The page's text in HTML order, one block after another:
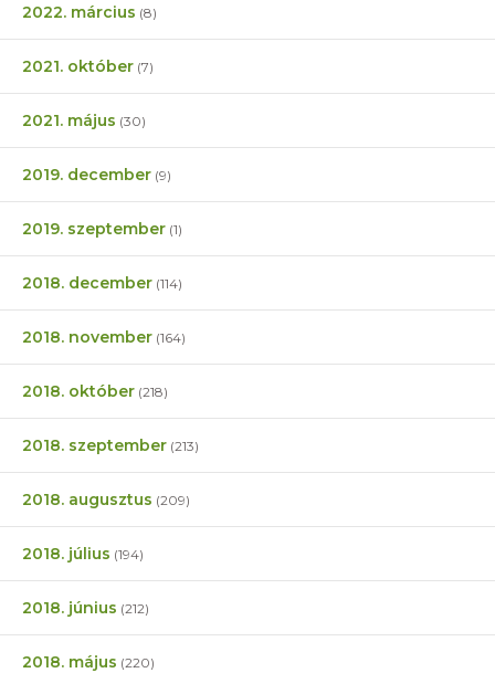
2022. március (8)
2021. október (7)
2021. május (30)
2019. december (9)
2019. szeptember (1)
2018. december (114)
2018. november (164)
2018. október (218)
2018. szeptember (213)
2018. augusztus (209)
2018. július (194)
2018. június (212)
2018. május (220)